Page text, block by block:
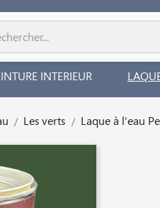
INTERIEUR
Les verts Laque à l'eau